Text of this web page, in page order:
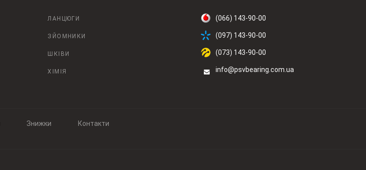
ЛАНЦЮГИ
ЗЙОМНИКИ
ШКІВИ
ХІМІЯ
(066) 143-90-00
(097) 143-90-00
(073) 143-90-00
info@psvbearing.com.ua
Знижки Контакти